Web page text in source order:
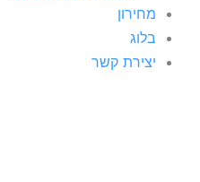
מחירון
בלוג
יצירת קשר